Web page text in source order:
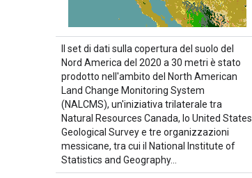
Il set di dati sulla copertura del suolo del
Nord America del 2020 a 30 metri è stato
prodotto nell'ambito del North American
Land Change Monitoring System
(NALCMS), un'iniziativa trilaterale tra
Natural Resources Canada, lo United States
Geological Survey e tre organizzazioni
messicane, tra cui il National Institute of
Statistics and Geography…